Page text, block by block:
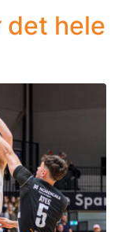
det hele